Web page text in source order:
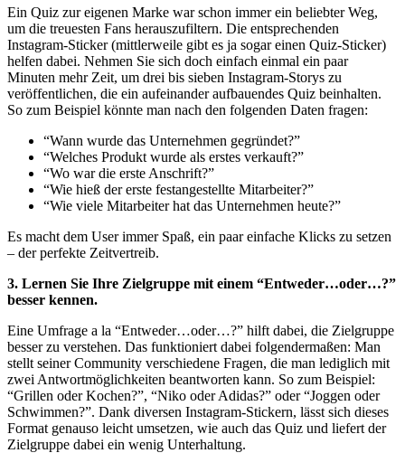
Ein Quiz zur eigenen Marke war schon immer ein beliebter Weg,
um die treuesten Fans herauszufiltern. Die entsprechenden
Instagram-Sticker (mittlerweile gibt es ja sogar einen Quiz-Sticker)
helfen dabei. Nehmen Sie sich doch einfach einmal ein paar
Minuten mehr Zeit, um drei bis sieben Instagram-Storys zu
veröffentlichen, die ein aufeinander aufbauendes Quiz beinhalten.
So zum Beispiel könnte man nach den folgenden Daten fragen:
“Wann wurde das Unternehmen gegründet?”
“Welches Produkt wurde als erstes verkauft?”
“Wo war die erste Anschrift?”
“Wie hieß der erste festangestellte Mitarbeiter?”
“Wie viele Mitarbeiter hat das Unternehmen heute?”
Es macht dem User immer Spaß, ein paar einfache Klicks zu setzen
– der perfekte Zeitvertreib.
3. Lernen Sie Ihre Zielgruppe mit einem “Entweder…oder…?”
besser kennen.
Eine Umfrage a la “Entweder…oder…?” hilft dabei, die Zielgruppe
besser zu verstehen. Das funktioniert dabei folgendermaßen: Man
stellt seiner Community verschiedene Fragen, die man lediglich mit
zwei Antwortmöglichkeiten beantworten kann. So zum Beispiel:
“Grillen oder Kochen?”, “Niko oder Adidas?” oder “Joggen oder
Schwimmen?”. Dank diversen Instagram-Stickern, lässt sich dieses
Format genauso leicht umsetzen, wie auch das Quiz und liefert der
Zielgruppe dabei ein wenig Unterhaltung.